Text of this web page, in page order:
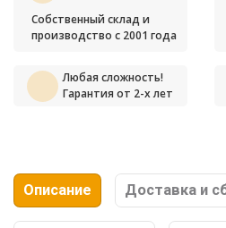
Собственный склад и
производство с 2001 года
Любая сложность!
Гарантия от 2-х лет
Описание Доставка и